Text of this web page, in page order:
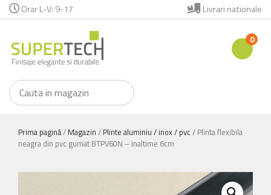
Orar L-V: 9-17 Livrari nationale
0
Prima pagină/ Magazin / Plinte aluminiu / inox / pvc/ Plinta flexibila
neagra din pvc gumat BTPV60N – inaltime 6cm